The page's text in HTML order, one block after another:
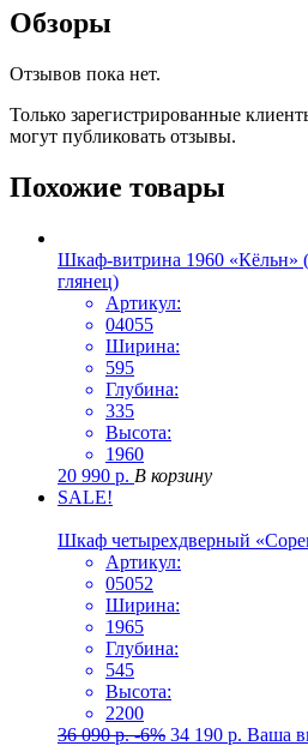
Обзоры
Отзывов пока нет.
Только зарегистрированные
могут публиковать отзывы.
Похожие товары
Шкаф-витрина 1960 «Кёльн»
глянец)
Артикул:
04055
Ширина:
595
Глубина:
335
Высота:
1960
20 990 р. В корзину
SALE!
Шкаф четырехдверный
Артикул:
05052
Ширина:
1965
Глубина:
545
Высота:
2200
36 090р. -6% 34 190 р. Ваша